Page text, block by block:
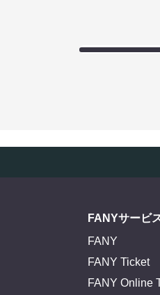
FANYサービ
FANY
FANY Ticket
FANY Online